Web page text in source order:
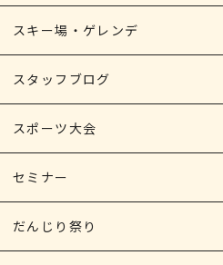
スキー場・ゲレンデ
スタッフブログ
スポーツ大会
セミナー
だんじり祭り